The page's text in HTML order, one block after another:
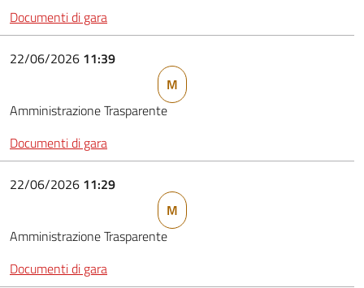
Documenti di gara
22/06/2026 11:39
M
Amministrazione Trasparente
Documenti di gara
22/06/2026 11:29
M
Amministrazione Trasparente
Documenti di gara